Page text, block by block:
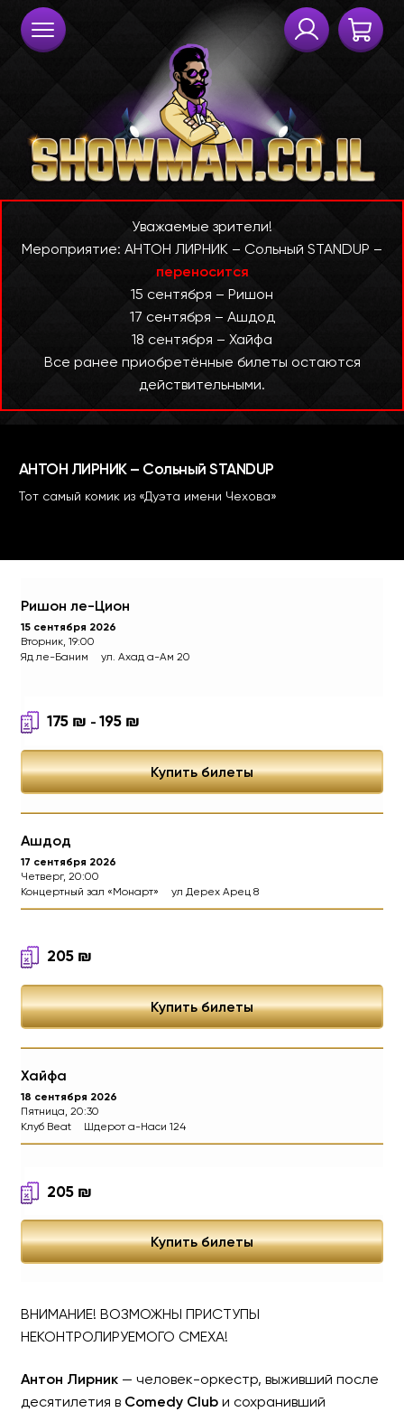
Уважаемые зрители!
Мероприятие: АНТОН ЛИРНИК – Сольный STANDUP –
переносится
15 сентября – Ришон
17 сентября – Ашдод
18 сентября – Хайфа
Все ранее приобретённые билеты остаются
действительными.
АНТОН ЛИРНИК – Сольный
Тот самый комик из «Дуэта
Ришон ле-Цион
15 сентября 2026
Вторник, 19:00
Яд ле-Баним
ул. Ахад а-Ам 20
175 ₪ - 195 ₪
Купить билеты
Ашдод
17 сентября 2026
Четверг, 20:00
Концертный зал «Монарт»
ул Дерех Арец 8
205 ₪
Купить билеты
Хайфа
18 сентября 2026
Пятница, 20:30
Клуб Beat
Шдерот а-Наси 124
205 ₪
Купить билеты
ВНИМАНИЕ! ВОЗМОЖНЫ ПРИСТУПЫ
НЕКОНТРОЛИРУЕМОГО СМЕХА!
Антон Лирник— человек-оркестр, выживший после
десятилетия в Comedy Clubи сохранивший